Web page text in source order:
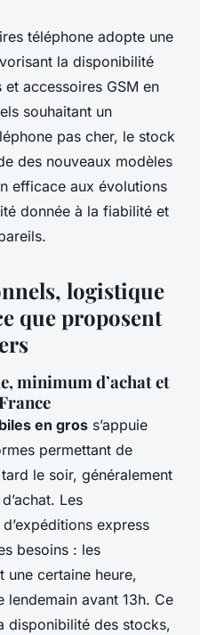
téléphone adopte une
la disponibilité
accessoires GSM en
souhaitant un
pas cher, le stock
des nouveaux modèles
efficace aux évolutions
donnée à la fiabilité et
logistique
que proposent
minimum d’achat et
en gros s’appuie
permettant de
le soir, généralement
Les
express
besoins : les
une certaine heure,
lendemain avant 13h. Ce
disponibilité des stocks,